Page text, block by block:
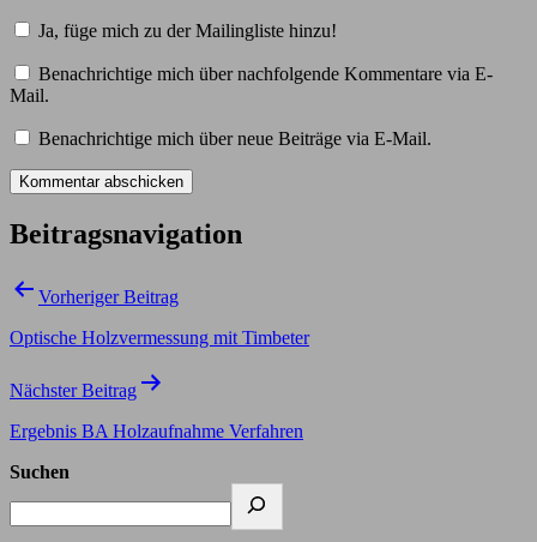
Ja, füge mich zu der Mailingliste hinzu!
Benachrichtige mich über nachfolgende Kommentare via E-
Mail.
Benachrichtige mich über neue Beiträge via E-Mail.
Beitragsnavigation
Vorheriger Beitrag
Optische Holzvermessung mit Timbeter
Nächster Beitrag
Ergebnis BA Holzaufnahme Verfahren
Suchen